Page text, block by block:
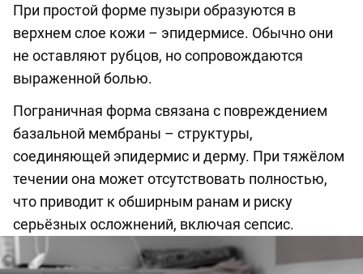
При простой форме пузыри образуются в
верхнем слое кожи – эпидермисе. Обычно они
не оставляют рубцов, но сопровождаются
выраженной болью.
Пограничная форма связана с повреждением
базальной мембраны – структуры,
соединяющей эпидермис и дерму. При тяжёлом
течении она может отсутствовать полностью,
что приводит к обширным ранам и риску
серьёзных осложнений, включая сепсис.